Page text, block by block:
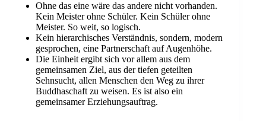
Ohne das eine wäre das andere nicht vorhanden.
Kein Meister ohne Schüler. Kein Schüler ohne
Meister. So weit, so logisch.
Kein hierarchisches Verständnis, sondern, modern
gesprochen, eine Partnerschaft auf Augenhöhe.
Die Einheit ergibt sich vor allem aus dem
gemeinsamen Ziel, aus der tiefen geteilten
Sehnsucht, allen Menschen den Weg zu ihrer
Buddhaschaft zu weisen. Es ist also ein
gemeinsamer Erziehungsauftrag.